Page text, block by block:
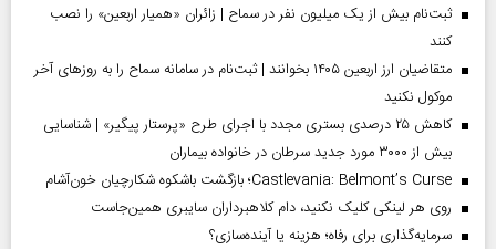
ثبت‌نام بیش از یک میلیون نفر در سماح | زائران «همیار اربعین» را نصب
کنند
متقاضیان ارز اربعین ۱۴۰۵ بخوانند | ثبت‌نام در سامانه سماح را به روز‌های آخر
موکول نکنید
کاهش ۲۵ درصدی بستری مجدد با اجرای طرح «پرستار پیگیر» | شناسایی
بیش از ۳۰۰۰ مورد جدید سرطان در خانواده بیماران
Castlevania: Belmont’s Curse؛ بازگشت باشکوه شکارچیان خون‌آشام
روی هر لینکی کلیک نکنید، دام کلاهبرداران سایبری همین‌جاست
سرمایه‌گذاری برای رفاه؛ هزینه یا آینده‌سازی؟